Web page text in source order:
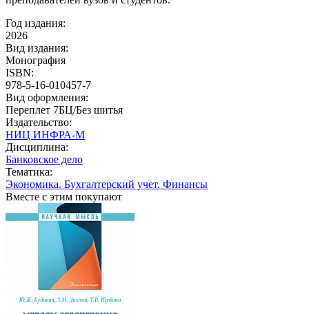
Год издания:
2026
Вид издания:
Монография
ISBN:
978-5-16-010457-7
Вид оформления:
Переплет 7БЦ/Без шитья
Издательство:
НИЦ ИНФРА-М
Дисциплина:
Банковское дело
Тематика:
Экономика. Бухгалтерский учет. Финансы
Вместе с этим покупают